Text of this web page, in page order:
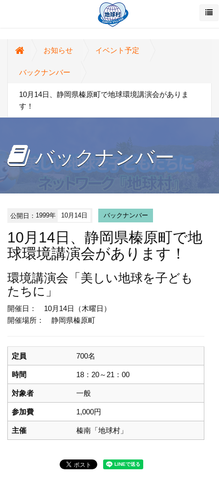
お知らせ イベント予定
バックナンバー
10月14日、静岡県榛原町で地球環境講演会がありま
す！
バックナンバー
公開日： 1999年 10月14日 バックナンバー
10月14日、静岡県榛原町で地
球環境講演会があります！
環境講演会 「美しい地球を子ども
たちに」
開催日： 10月14日（木曜日）
開催場所： 静岡県榛原町
定員 700名
時間 18：20～21：00
対象者 一般
参加費 1,000円
主催 榛南「地球村」